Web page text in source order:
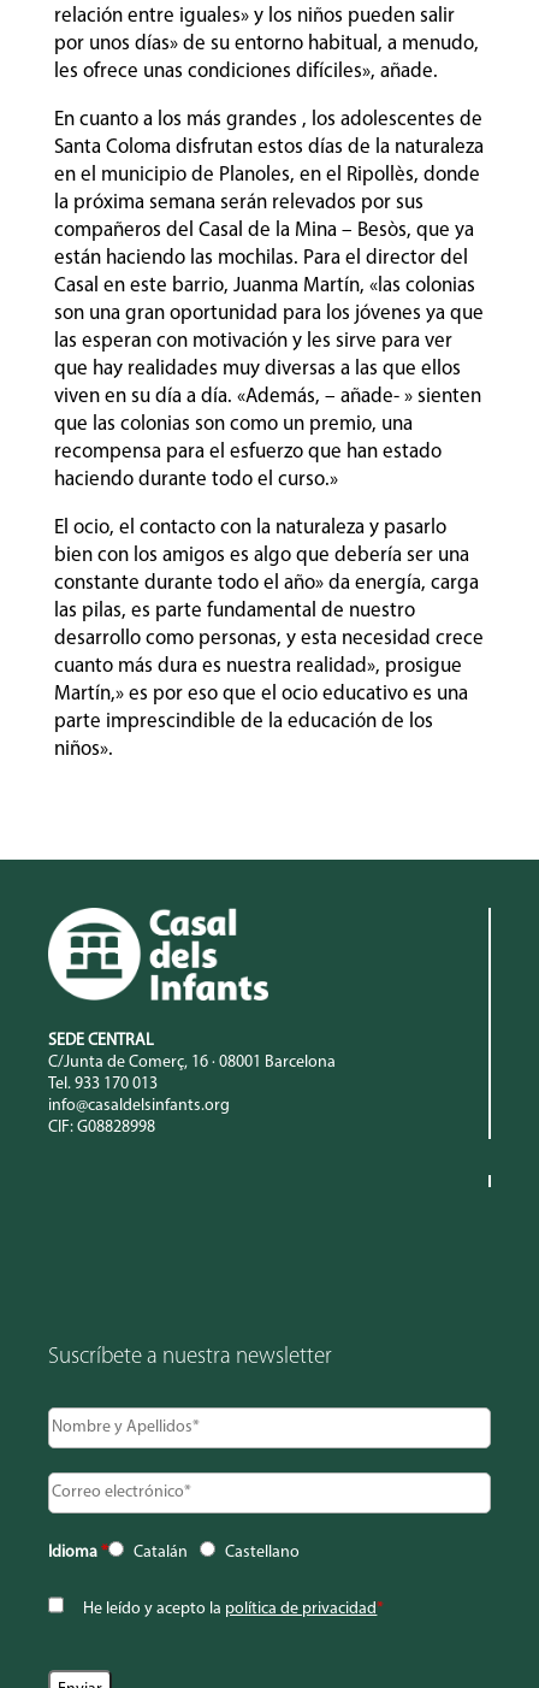
relación entre iguales» y los niños pueden salir
por unos días» de su entorno habitual, a menudo,
les ofrece unas condiciones difíciles», añade.
En cuanto a los más grandes , los adolescentes de
Santa Coloma disfrutan estos días de la naturaleza
en el municipio de Planoles, en el Ripollès, donde
la próxima semana serán relevados por sus
compañeros del Casal de la Mina – Besòs, que ya
están haciendo las mochilas. Para el director del
Casal en este barrio, Juanma Martín, «las colonias
son una gran oportunidad para los jóvenes ya que
las esperan con motivación y les sirve para ver
que hay realidades muy diversas a las que ellos
viven en su día a día. «Además, – añade- » sienten
que las colonias son como un premio, una
recompensa para el esfuerzo que han estado
haciendo durante todo el curso.»
El ocio, el contacto con la naturaleza y pasarlo
bien con los amigos es algo que debería ser una
constante durante todo el año» da energía, carga
las pilas, es parte fundamental de nuestro
desarrollo como personas, y esta necesidad crece
cuanto más dura es nuestra realidad», prosigue
Martín,» es por eso que el ocio educativo es una
parte imprescindible de la educación de los
niños».
SEDE CENTRAL
C/Junta de Comerç, 16 · 08001 Barcelona
Tel. 933 170 013
info@casaldelsinfants.org
CIF: G08828998
Suscríbete a nuestra newsletter
Idioma * Catalán Castellano
He leído y acepto la política de privacidad*